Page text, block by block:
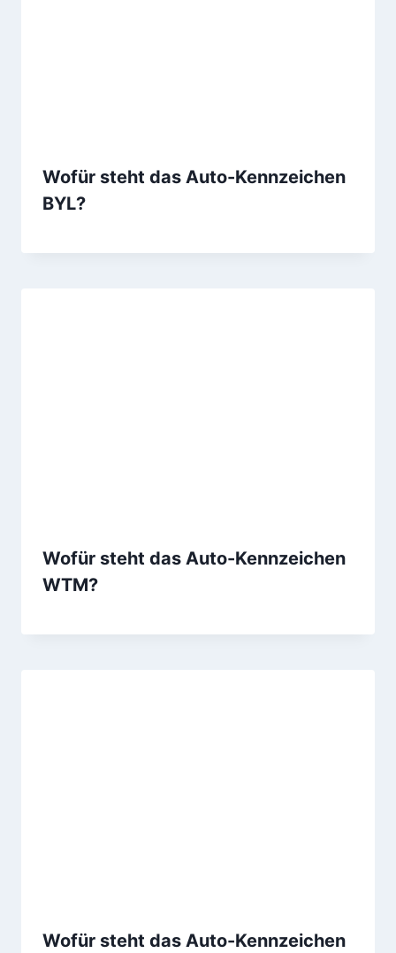
Wofür steht das Auto-Kennzeichen
BYL?
Wofür steht das Auto-Kennzeichen
WTM?
Wofür steht das Auto-Kennzeichen